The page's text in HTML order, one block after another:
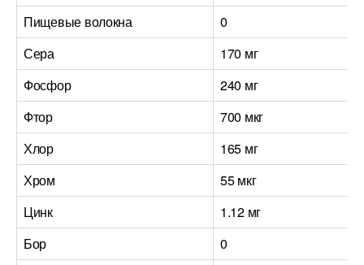
Пищевые волокна
0
Сера
170 мг
Фосфор
240 мг
Фтор
700 мкг
Хлор
165 мг
Хром
55 мкг
Цинк
1.12 мг
Бор
0